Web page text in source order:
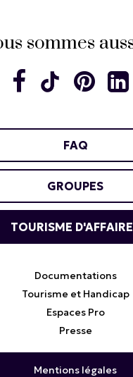
sommes
FAQ
GROUPES
TOURISME
Documentations
Tourisme et Handicap
Espaces Pro
Presse
Mentions légales